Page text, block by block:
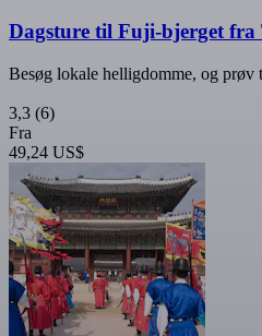
Dagsture til Fuji-bjerget fra
Besøg lokale helligdomme, og prøv
3,3 (6)
Fra
49,24 US$